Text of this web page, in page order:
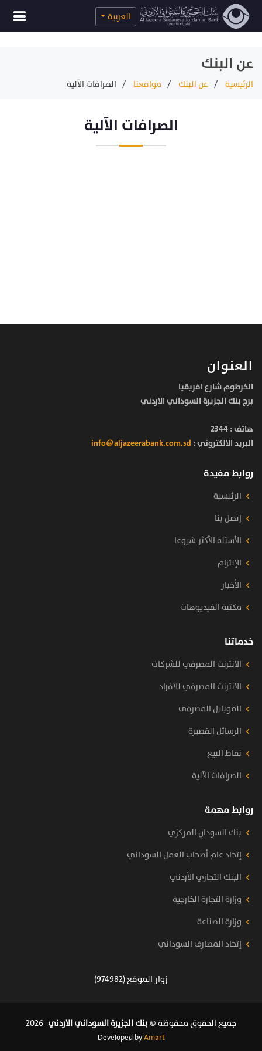
العربية
عن البنك
الرئيسية عن البنك مواقعنا الصرافات الآلية
الصرافات الآلية
العنوان
الخرطوم شارع افريقيا
برج بنك الجزيرة السوداني الاردني
هاتف :2344
البريد الالكتروني : info@aljazeerabank.com.sd
روابط مفيدة
الرئيسية
إتصل بنا
الأسئلة الأكثر شيوعا
الإلتزام
الأخبار
مكتبة الفيديوهات
خدماتنا
الانترنت المصرفي للشركات
الانترنت المصرفي للافراد
الموبايل المصرفي
الرسائل القصيرة
نقاط البيع
الصرافات الآلية
روابط مهمة
بنك السودان المركزي
إتحاد عام أصحاب العمل السوداني
البنك التجاري الأردني
وزارة التجارة الخارجية
وزارة الصناعة
إتحاد المصارف السوداني
زوار الموقع (974982)
جميع الحقوق محفوظة ©بنك الجزيرة السوداني الاردني
Developed byAmart